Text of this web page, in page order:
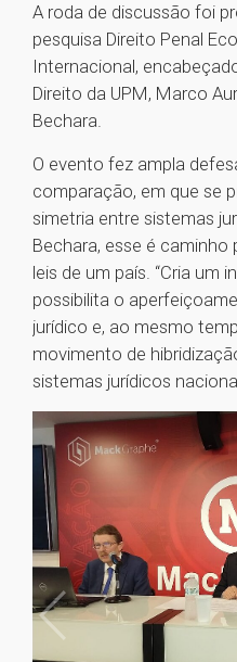
A roda de discussão foi
pesquisa Direito Penal
Internacional,
Direito da UPM, Marco
Bechara.
O evento fez ampla
comparação, em que se
simetria entre sistemas
Bechara, esse é
leis de um país. “Cria um
possibilita o
jurídico e, ao mesmo
movimento de
sistemas jurídicos